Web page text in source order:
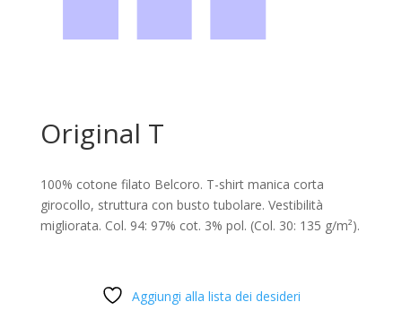
Original T
100% cotone filato Belcoro. T-shirt manica corta
girocollo, struttura con busto tubolare. Vestibilità
migliorata. Col. 94: 97% cot. 3% pol. (Col. 30: 135 g/m²).
Aggiungi alla lista dei desideri